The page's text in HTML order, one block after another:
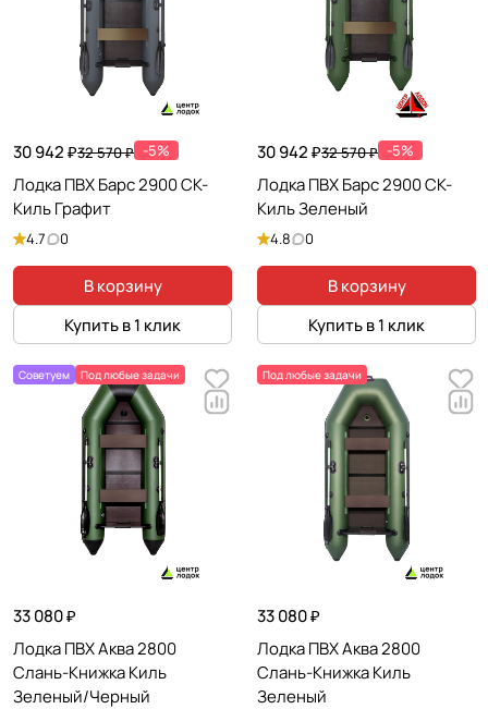
30 942 ₽32 570 ₽ -5%
Лодка ПВХ Барс 2900 СК-
Киль Графит
4.7 0
В корзину
Купить в 1 клик
30 942 ₽32 570 ₽ -5%
Лодка ПВХ Барс 2900 СК-
Киль Зеленый
4.8 0
В корзину
Купить в 1 клик
Советуем Под любые задачи
33 080 ₽
Лодка ПВХ Аква 2800
Слань-Книжка Киль
Зеленый/Черный
Под любые задачи
33 080 ₽
Лодка ПВХ Аква 2800
Слань-Книжка Киль
Зеленый